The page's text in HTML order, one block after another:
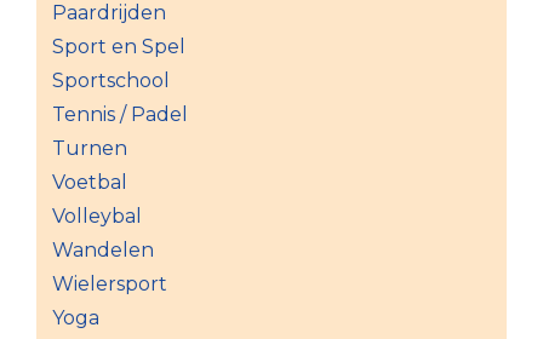
Paardrijden
Sport en Spel
Sportschool
Tennis / Padel
Turnen
Voetbal
Volleybal
Wandelen
Wielersport
Yoga